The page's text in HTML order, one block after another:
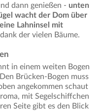
dann genießen - unten
wacht der Dom über
Lahninsel mit
der vielen Bäume.
in einem weiten Bogen
Brücken-Bogen muss
angekommen schaut
mit Segelschiffchen
Seite gibt es den Blick